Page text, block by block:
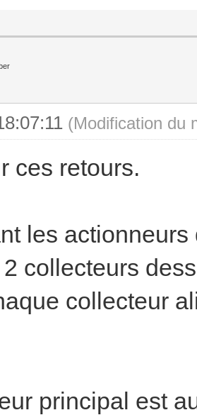
(Modification du
ces retours.
les
collecteurs
collecteur
principal est